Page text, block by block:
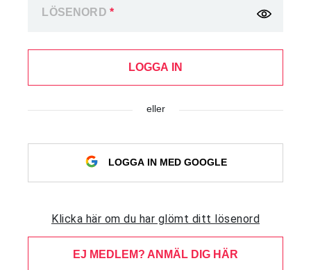
LÖSENORD *
LOGGA IN
eller
LOGGA IN MED GOOGLE
Klicka här om du har glömt ditt lösenord
EJ MEDLEM? ANMÄL DIG HÄR